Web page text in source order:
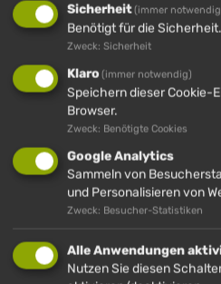
IMBERG HÜNDLE
HÜNDLE GMBH & CO. KG
87534 Oberstaufen (D)
+49 (0)8386 2720
Sicherheit(immer
Benötigt für die Sicherheit.
Zweck: Sicherheit
Klaro (immer notwendig)
Speichern dieser Cookie-
Browser.
Zweck: Benötigte Cookies
Google Analytics
Sammeln von
und Personalisieren von
Zweck: Besucher-Statistiken
Alle Anwendungen
Nutzen Sie diesen